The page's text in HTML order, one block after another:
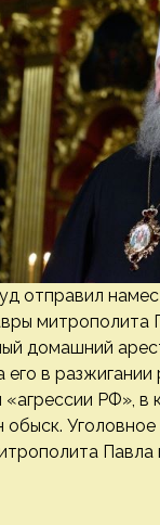
отправил
митрополита
домашний
в
РФ», в
обыск.
Павла